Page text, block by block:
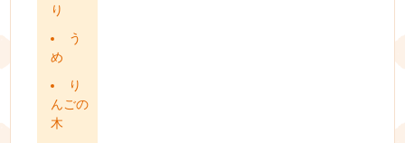
り
う
め
り
んごの
木